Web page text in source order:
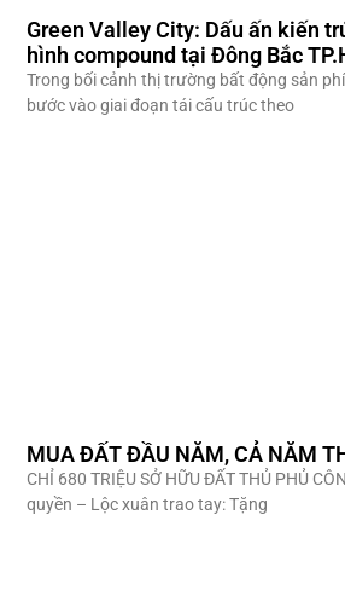
Green Valley City: Dấu ấn kiến
hình compound tại Đông Bắc
Trong bối cảnh thị trường bất động sản
bước vào giai đoạn tái cấu trúc theo
MUA ĐẤT ĐẦU NĂM, CẢ NĂM
CHỈ 680 TRIỆU SỞ HỮU ĐẤT THỦ PHỦ
quyền – Lộc xuân trao tay: Tặng